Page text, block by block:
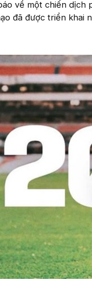
về một chiến dịch
đã được triển khai